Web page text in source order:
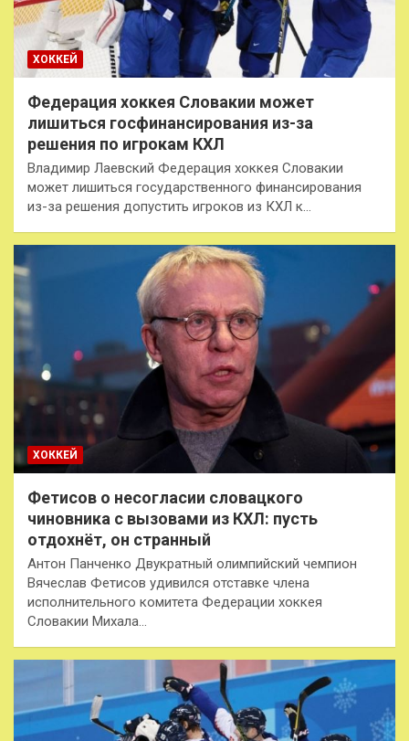
ХОККЕЙ
Федерация хоккея Словакии может
лишиться госфинансирования из-за
решения по игрокам КХЛ
Владимир Лаевский Федерация хоккея Словакии
может лишиться государственного финансирования
из-за решения допустить игроков из КХЛ к…
ХОККЕЙ
Фетисов о несогласии словацкого
чиновника с вызовами из КХЛ: пусть
отдохнёт, он странный
Антон Панченко Двукратный олимпийский чемпион
Вячеслав Фетисов удивился отставке члена
исполнительного комитета Федерации хоккея
Словакии Михала…